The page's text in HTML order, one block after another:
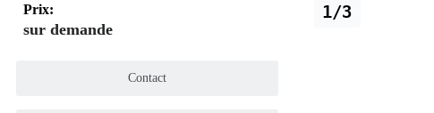
1/3
Prix:
sur demande
Contact